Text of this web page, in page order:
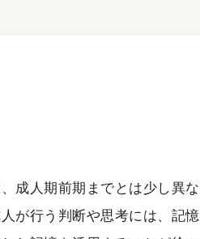
成人期前期までとは少し異な
が行う判断や思考には、記憶